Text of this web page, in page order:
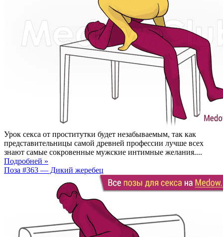
Урок секса от проститутки будет незабываемым, так как
представительницы самой древней профессии лучше всех
знают самые сокровенные мужские интимные желания....
Подробней »
Поза #363 — Дикий жеребец